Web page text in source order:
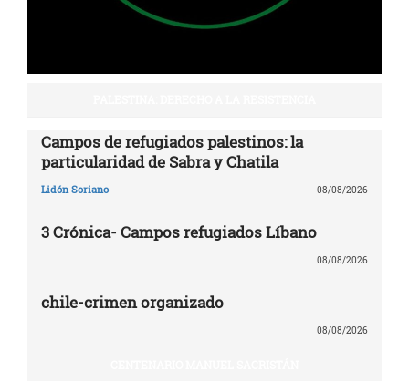
Campos de refugiados palestinos: la
particularidad de Sabra y Chatila
Lidón Soriano 08/08/2026
3 Crónica- Campos refugiados Líbano
08/08/2026
chile-crimen organizado
08/08/2026